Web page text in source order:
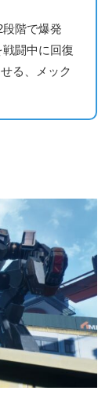
段階で爆発
戦闘中に回復
る、メック